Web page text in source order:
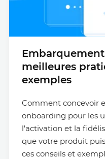
meilleures
exemples
Comment concevoir
onboarding pour les
l'activation et la
que votre produit
ces conseils et